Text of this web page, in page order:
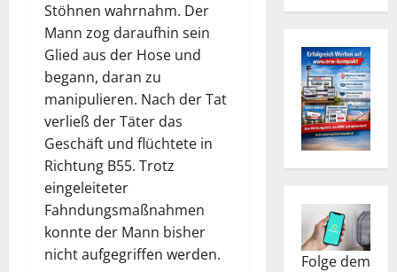
Stöhnen wahrnahm. Der
Mann zog daraufhin sein
Glied aus der Hose und
begann, daran zu
manipulieren. Nach der Tat
verließ der Täter das
Geschäft und flüchtete in
Richtung B55. Trotz
eingeleiteter
Fahndungsmaßnahmen
konnte der Mann bisher
nicht aufgegriffen werden.
Folge dem